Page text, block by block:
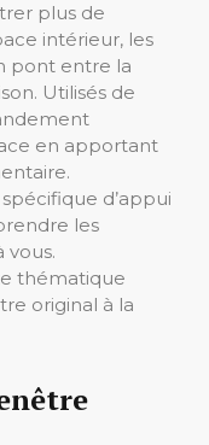
plus de
intérieur, les
pont entre la
Utilisés de
en apportant
d’appui
les
vous.
thématique
original à la